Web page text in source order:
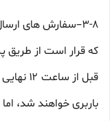
۳-۸–سفارش های
که قرار است از طریق
قبل از
باربری خواهند شد،